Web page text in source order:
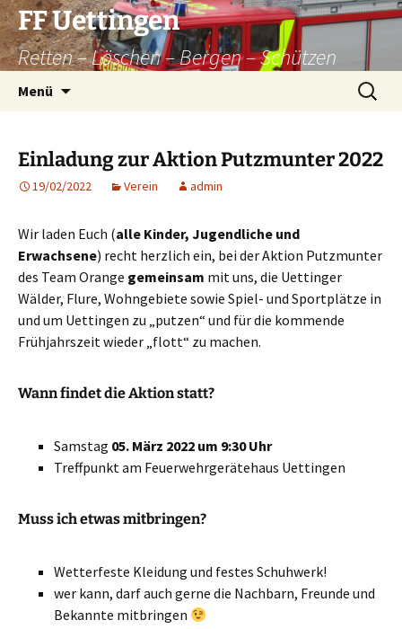
Zum
Inhalt
springen
FF Uettingen
Retten – Löschen – Bergen – Schützen
Menü
Suchen
nach:
Einladung zur Aktion Putzmunter 2022
19/02/2022 Verein admin
Wir laden Euch (alle Kinder, Jugendliche und
Erwachsene) recht herzlich ein, bei der Aktion Putzmunter
des Team Orange gemeinsam mit uns, die Uettinger
Wälder, Flure, Wohngebiete sowie Spiel- und Sportplätze in
und um Uettingen zu „putzen“ und für die kommende
Frühjahrszeit wieder „flott“ zu machen.
Wann findet die Aktion statt?
Samstag 05. März 2022 um 9:30 Uhr
Treffpunkt am Feuerwehrgerätehaus Uettingen
Muss ich etwas mitbringen?
Wetterfeste Kleidung und festes Schuhwerk!
wer kann, darf auch gerne die Nachbarn, Freunde und
Bekannte mitbringen